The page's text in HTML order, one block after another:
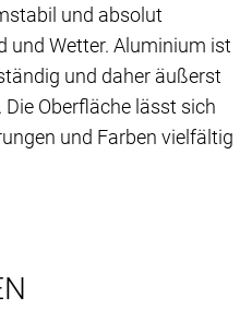
und absolut
und Wetter. Aluminium ist
und daher äußerst
Oberfläche lässt sich
und Farben vielfältig